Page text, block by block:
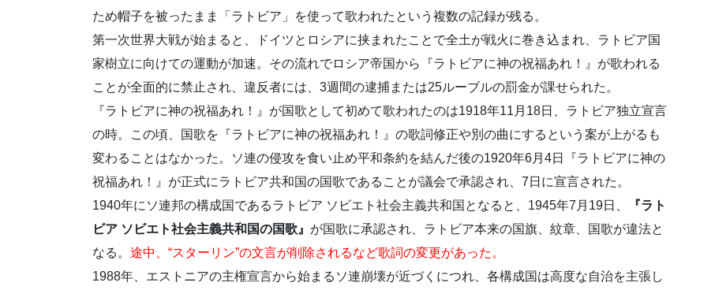
ため帽子を被ったまま「ラトビア」を使って歌われたという複数の記録が残る。
第一次世界大戦が始まると、ドイツとロシアに挟まれたことで全土が戦火に巻き込まれ、ラトビア国
家樹立に向けての運動が加速。その流れでロシア帝国から『ラトビアに神の祝福あれ！』が歌われる
ことが全面的に禁止され、違反者には、3週間の逮捕または25ルーブルの罰金が課せられた。
『ラトビアに神の祝福あれ！』が国歌として初めて歌われたのは1918年11月18日、ラトビア独立宣言
の時。この頃、国歌を『ラトビアに神の祝福あれ！』の歌詞修正や別の曲にするという案が上がるも
変わることはなかった。ソ連の侵攻を食い止め平和条約を結んだ後の1920年6月4日『ラトビアに神の
祝福あれ！』が正式にラトビア共和国の国歌であることが議会で承認され、7日に宣言された。
1940年にソ連邦の構成国であるラトビア ソビエト社会主義共和国となると、1945年7月19日、
『ラト
ビア ソビエト社会主義共和国の国歌』 が国歌に承認され、ラトビア本来の国旗、紋章、国歌が違法と
なる。 途中、“スターリン”の文言が削除されるなど歌詞の変更があった。
1988年、エストニアの主権宣言から始まるソ連崩壊が近づくにつれ、各構成国は高度な自治を主張し